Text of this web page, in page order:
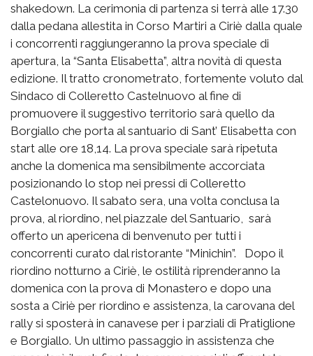
shakedown. La cerimonia di partenza si terrà alle 17.30
dalla pedana allestita in Corso Martiri a Ciriè dalla quale
i concorrenti raggiungeranno la prova speciale di
apertura, la “Santa Elisabetta”, altra novità di questa
edizione. Il tratto cronometrato, fortemente voluto dal
Sindaco di Colleretto Castelnuovo al fine di
promuovere il suggestivo territorio sarà quello da
Borgiallo che porta al santuario di Sant’ Elisabetta con
start alle ore 18,14. La prova speciale sarà ripetuta
anche la domenica ma sensibilmente accorciata
posizionando lo stop nei pressi di Colleretto
Castelonuovo. Il sabato sera, una volta conclusa la
prova, al riordino, nel piazzale del Santuario, sarà
offerto un apericena di benvenuto per tutti i
concorrenti curato dal ristorante “Minichin”. Dopo il
riordino notturno a Ciriè, le ostilità riprenderanno la
domenica con la prova di Monastero e dopo una
sosta a Ciriè per riordino e assistenza, la carovana del
rally si sposterà in canavese per i parziali di Pratiglione
e Borgiallo. Un ultimo passaggio in assistenza che